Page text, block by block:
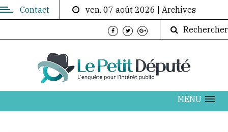
Directeur
Contact ven. 07 août 2026
Archives
Rechercher
MENU